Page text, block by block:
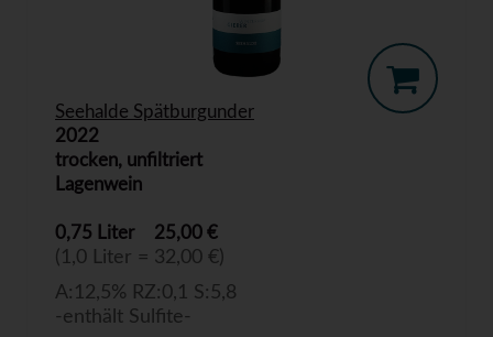
Seehalde Spätburgunder
2022
trocken, unfiltriert
Lagenwein
0,75 Liter 25,00 €
(1,0 Liter = 32,00 €)
A:12,5% RZ:0,1 S:5,8
-enthält Sulfite-